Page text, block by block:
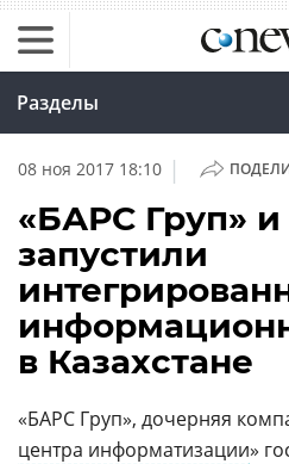
Разделы
08 ноя 2017 18:10 |
«БАРС Груп»
запустили
в Казахстане
«БАРС Груп», дочерняя
центра информатизации»